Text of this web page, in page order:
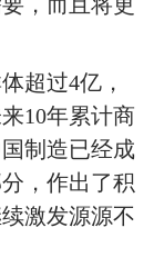
超过4亿，
10年累计商
制造已经成
，作出了积
激发源源不